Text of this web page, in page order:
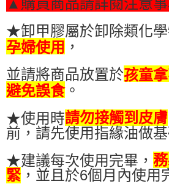
▲購買商品請詳閱注意
★卸甲膠屬於卸除類化學
孕婦使用 ，
並請將商品放置於孩童
避免誤食。
★使用時請勿接觸到皮膚
前，請先使用指緣油做基
★建議每次使用完畢，
緊 ，並且於6個月內使用